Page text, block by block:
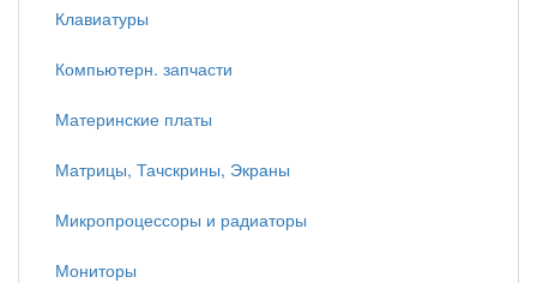
Клавиатуры
Компьютерн. запчасти
Материнские платы
Матрицы, Тачскрины, Экраны
Микропроцессоры и радиаторы
Мониторы